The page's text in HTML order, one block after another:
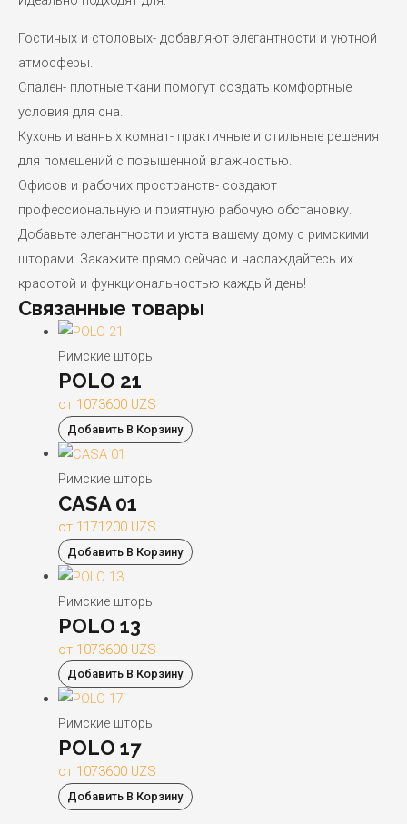
Гостиных и столовых- добавляют элегантности и уютной
атмосферы.
Спален- плотные ткани помогут создать комфортные
условия для сна.
Кухонь и ванных комнат- практичные и стильные решения
для помещений с повышенной влажностью.
Офисов и рабочих пространств- создают
профессиональную и приятную рабочую обстановку.
Добавьте элегантности и уюта вашему дому с римскими
шторами. Закажите прямо сейчас и наслаждайтесь их
красотой и функциональностью каждый день!
Связанные товары
Римские шторы
POLO 21
от 1073600 UZS
Добавить В Корзину
Римские шторы
CASA 01
от 1171200 UZS
Добавить В Корзину
Римские шторы
POLO 13
от 1073600 UZS
Добавить В Корзину
Римские шторы
POLO 17
от 1073600 UZS
Добавить В Корзину